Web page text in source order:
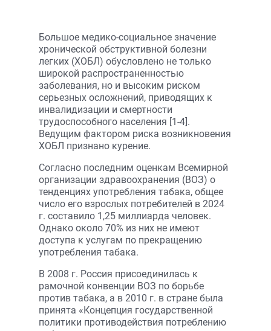
Большое медико-социальное значение
хронической обструктивной болезни
легких (ХОБЛ) обусловлено не только
широкой распространенностью
заболевания, но и высоким риском
серьезных осложнений, приводящих к
инвалидизации и смертности
трудоспособного населения [1-4].
Ведущим фактором риска возникновения
ХОБЛ признано курение.
Согласно последним оценкам Всемирной
организации здравоохранения (ВОЗ) о
тенденциях употребления табака, общее
число его взрослых потребителей в 2024
г. составило 1,25 миллиарда человек.
Однако около 70% из них не имеют
доступа к услугам по прекращению
употребления табака.
В 2008 г. Россия присоединилась к
рамочной конвенции ВОЗ по борьбе
против табака, а в 2010 г. в стране была
принята «Концепция государственной
политики противодействия потреблению